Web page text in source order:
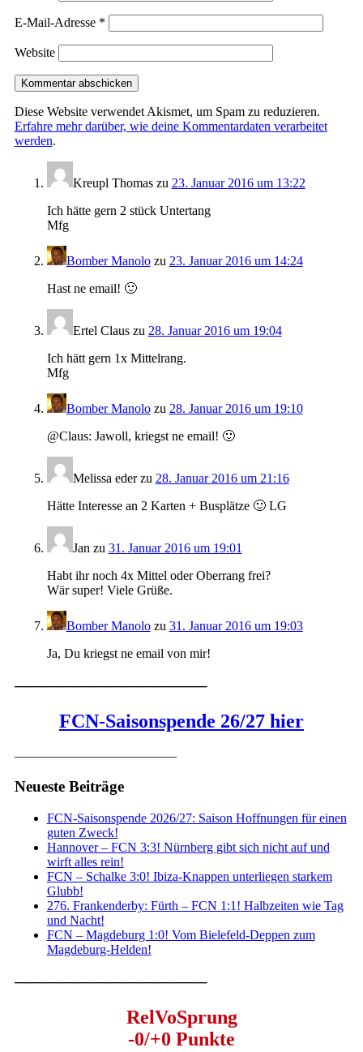
E-Mail-Adresse *
Website
Diese Website verwendet Akismet, um Spam zu reduzieren.
Erfahre mehr darüber, wie deine Kommentardaten verarbeitet
werden.
Kreupl Thomaszu 23. Januar 2016 um 13:22
Ich hätte gern 2 stück Untertang
Mfg
Bomber Manolozu 23. Januar 2016 um 14:24
Hast ne email! 🙂
Ertel Clauszu 28. Januar 2016 um 19:04
Ich hätt gern 1x Mittelrang.
Mfg
Bomber Manolozu 28. Januar 2016 um 19:10
@Claus: Jawoll, kriegst ne email! 🙂
Melissa ederzu 28. Januar 2016 um 21:16
Hätte Interesse an 2 Karten + Busplätze 🙂 LG
Jan zu 31. Januar 2016 um 19:01
Habt ihr noch 4x Mittel oder Oberrang frei?
Wär super! Viele Grüße.
Bomber Manolozu 31. Januar 2016 um 19:03
Ja, Du kriegst ne email von mir!
————————————–
FCN-Saisonspende 26/27 hier
————————————–
Neueste Beiträge
FCN-Saisonspende 2026/27: Saison Hoffnungen für einen
guten Zweck!
Hannover – FCN 3:3! Nürnberg gibt sich nicht auf und
wirft alles rein!
FCN – Schalke 3:0! Ibiza-Knappen unterliegen starkem
Glubb!
276. Frankenderby: Fürth – FCN 1:1! Halbzeiten wie Tag
und Nacht!
FCN – Magdeburg 1:0! Vom Bielefeld-Deppen zum
Magdeburg-Helden!
————————————–
RelVoSprung
-0/+0 Punkte